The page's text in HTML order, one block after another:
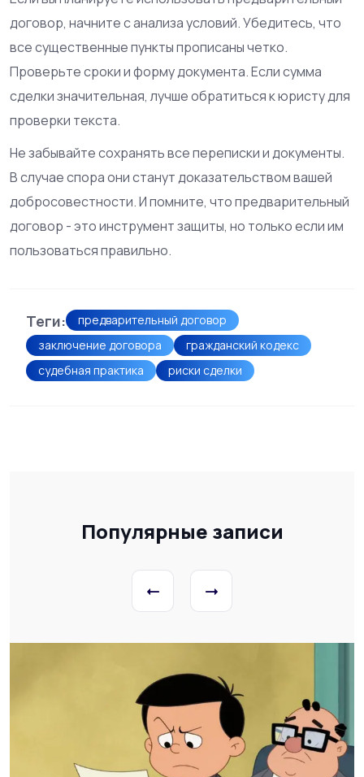
договор, начните с анализа условий. Убедитесь, что
все существенные пункты прописаны четко.
Проверьте сроки и форму документа. Если сумма
сделки значительная, лучше обратиться к юристу для
проверки текста.
Не забывайте сохранять все переписки и документы.
В случае спора они станут доказательством вашей
добросовестности. И помните, что предварительный
договор - это инструмент защиты, но только если им
пользоваться правильно.
Теги:
предварительный договор
заключение договора
гражданский кодекс
судебная практика
риски сделки
Популярные записи